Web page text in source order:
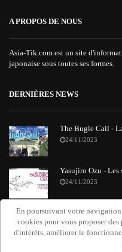
A PROPOS DE NOUS
Asia-Tik.com est un site
japonaise sous toutes ses formes.
DERNIÈRES NEWS
The Bugle Call -
24/11/2023
Yasujiro Ozu - Les
24/11/2023
"Requiem Attack
Grissini Project
20/11/2023
En poursuivant votre
cookies pour vous proposer
d'intérêts, améliorer le